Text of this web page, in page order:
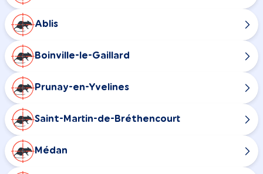
Ablis
Boinville-le-Gaillard
Prunay-en-Yvelines
Saint-Martin-de-Bréthencourt
Médan